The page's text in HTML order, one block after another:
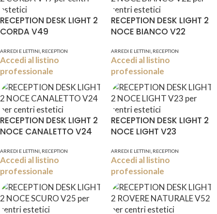
RECEPTION DESK LIGHT 2
CORDA V49
ARREDI E LETTINI RECEPTION
Accedi al listino
professionale
RECEPTION DESK LIGHT 2
NOCE BIANCO V22
ARREDI E LETTINI RECEPTION
Accedi al listino
professionale
RECEPTION DESK LIGHT 2
NOCE CANALETTO V24
ARREDI E LETTINI RECEPTION
Accedi al listino
professionale
RECEPTION DESK LIGHT 2
NOCE LIGHT V23
ARREDI E LETTINI RECEPTION
Accedi al listino
professionale